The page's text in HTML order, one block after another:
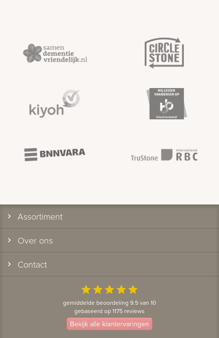
Assortiment
Over ons
Contact
starstarstarstarstar
gemiddelde beoordeling 9.5 van 10
gebaseerd op 1175 reviews
Bekijk alle klantervaringen